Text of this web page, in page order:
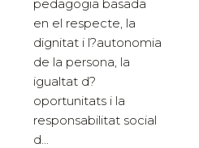
pedagogia basada
en el respecte, la
dignitat i l?autonomia
de la persona, la
igualtat d?
oportunitats i la
responsabilitat social
d...